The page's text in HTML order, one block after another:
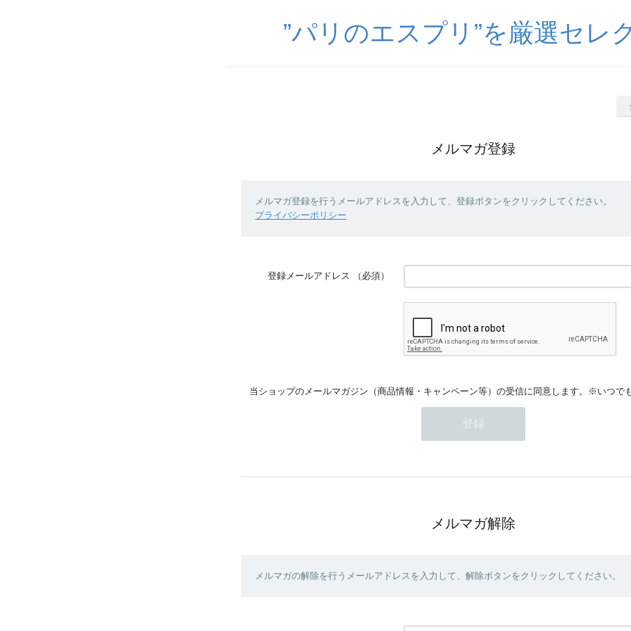
”パリのエスプリ”を厳選セレ
メルマガ登録
メルマガ登録を行うメールアドレスを入力して、登録ボタンをクリックしてください。
プライバシーポリシー
登録メールアドレス （必須）
当ショップのメールマガジン（商品情報・キャンペーン等）の受信に同意します。※いつで
メルマガ解除
メルマガの解除を行うメールアドレスを入力して、解除ボタンをクリックしてください。